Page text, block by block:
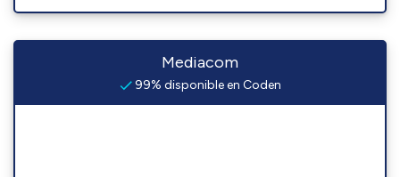
Mediacom
99% disponible en Coden